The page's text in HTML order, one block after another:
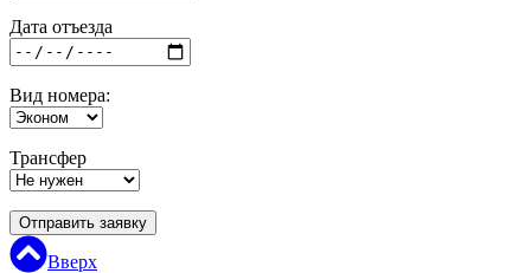
Дата отъезда
Вид номера:
Трансфер
Отправить заявку
Вверх